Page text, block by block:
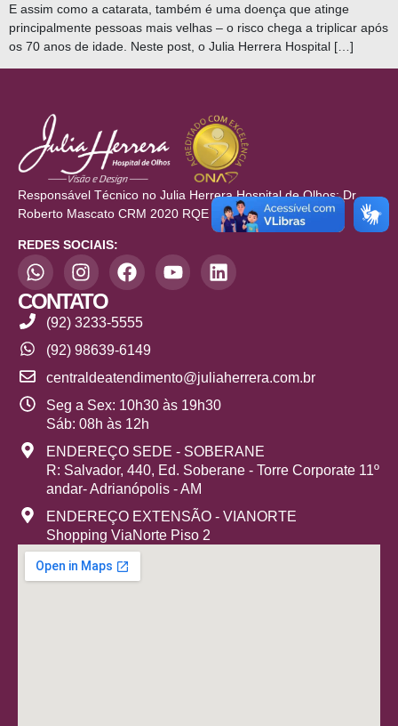
E assim como a catarata, também é uma doença que atinge
principalmente pessoas mais velhas – o risco chega a triplicar após
os 70 anos de idade. Neste post, o Julia Herrera Hospital […]
Responsável Técnico no Julia Herrera Hospital de Olhos: Dr.
Roberto Mascato CRM 2020 RQE 709/710
REDES SOCIAIS:
CONTATO
(92) 3233-5555
(92) 98639-6149
centraldeatendimento@juliaherrera.com.br
Seg a Sex: 10h30 às 19h30
Sáb: 08h às 12h
ENDEREÇO SEDE - SOBERANE
R: Salvador, 440, Ed. Soberane - Torre Corporate 11º
andar- Adrianópolis - AM
ENDEREÇO EXTENSÃO - VIANORTE
Shopping ViaNorte Piso 2